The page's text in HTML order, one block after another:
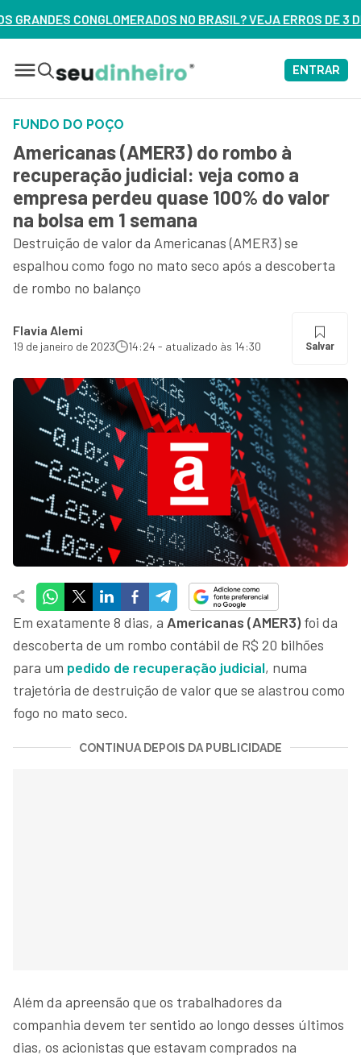
BRASIL? VEJA ERROS DE 3 DELES – ASSISTA AGORA
ENTRAR
FUNDO DO POÇO
Americanas (AMER3) do rombo à
recuperação judicial: veja como a
empresa perdeu quase 100% do valor
na bolsa em 1 semana
Destruição de valor da Americanas (AMER3) se
espalhou como fogo no mato seco após a descoberta
de rombo no balanço
Flavia Alemi
19 de janeiro de 2023 14:24 - atualizado às 14:30 Salvar
Em exatamente 8 dias, a Americanas (AMER3) foi da
descoberta de um rombo contábil de R$ 20 bilhões
para um pedido de recuperação judicial, numa
trajetória de destruição de valor que se alastrou como
fogo no mato seco.
CONTINUA DEPOIS DA PUBLICIDADE
Além da apreensão que os trabalhadores da
companhia devem ter sentido ao longo desses últimos
dias, os acionistas que estavam comprados na